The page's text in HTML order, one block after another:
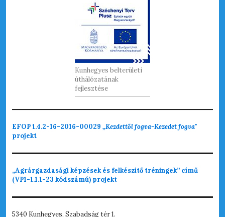
Kunhegyes belterületi
úthálózatának
fejlesztése
EFOP 1.4.2-16-2016-00029 ,,Kezdettől fogva-Kezedet fogva"
projekt
„Agrárgazdasági képzések és felkészítő tréningek” című
(VP1-1.1.1-23 kódszámú) projekt
5340 Kunhegyes, Szabadság tér 1.